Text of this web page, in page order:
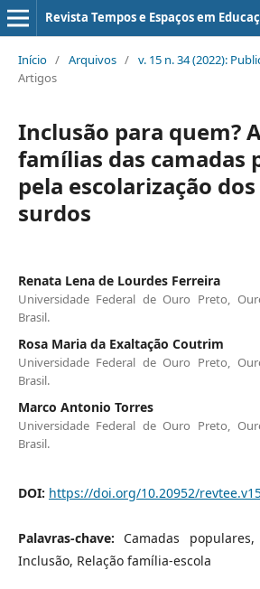
Revista Tempos e Espaços em
Início / Arquivos / v. 15 n. 34 (2022):
Artigos
Inclusão para quem?
famílias das camadas
pela escolarização
surdos
Renata Lena de Lourdes Ferreira
Universidade Federal de Ouro Preto,
Brasil.
Rosa Maria da Exaltação Coutrim
Universidade Federal de Ouro Preto,
Brasil.
Marco Antonio Torres
Universidade Federal de Ouro Preto,
Brasil.
DOI: https://doi.org/10.20952/
Palavras-chave: Camadas
Inclusão, Relação família-escola